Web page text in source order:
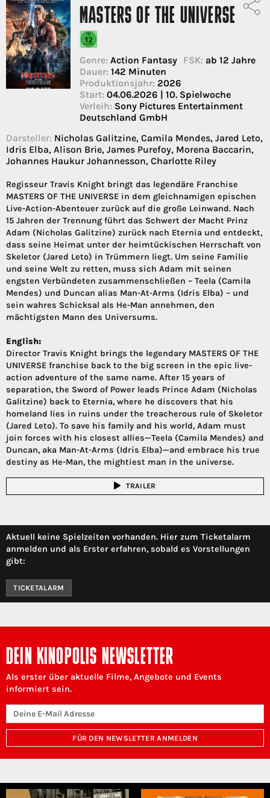
MASTERS OF THE UNIVERSE
Genre: Action Fantasy FSK: ab 12 Jahre
Dauer: 142 Minuten
Produktionsjahr: 2026
Start: 04.06.2026 | 10. Spielwoche
Verleih: Sony Pictures Entertainment
Deutschland GmbH
Darsteller: Nicholas Galitzine, Camila Mendes, Jared Leto,
Idris Elba, Alison Brie, James Purefoy, Morena Baccarin,
Johannes Haukur Johannesson, Charlotte Riley
Regisseur Travis Knight bringt das legendäre Franchise
MASTERS OF THE UNIVERSE in dem gleichnamigen epischen
Live-Action-Abenteuer zurück auf die große Leinwand. Nach
15 Jahren der Trennung führt das Schwert der Macht Prinz
Adam (Nicholas Galitzine) zurück nach Eternia und entdeckt,
dass seine Heimat unter der heimtückischen Herrschaft von
Skeletor (Jared Leto) in Trümmern liegt. Um seine Familie
und seine Welt zu retten, muss sich Adam mit seinen
engsten Verbündeten zusammenschließen – Teela (Camila
Mendes) und Duncan alias Man-At-Arms (Idris Elba) – und
sein wahres Schicksal als He-Man annehmen, den
mächtigsten Mann des Universums.
English:
Director Travis Knight brings the legendary MASTERS OF THE
UNIVERSE franchise back to the big screen in the epic live-
action adventure of the same name. After 15 years of
separation, the Sword of Power leads Prince Adam (Nicholas
Galitzine) back to Eternia, where he discovers that his
homeland lies in ruins under the treacherous rule of Skeletor
(Jared Leto). To save his family and his world, Adam must
join forces with his closest allies—Teela (Camila Mendes) and
Duncan, aka Man-At-Arms (Idris Elba)—and embrace his true
destiny as He-Man, the mightiest man in the universe.
TRAILER
Aktuell keine Spielzeiten vorhanden. Hier zum Ticketalarm
anmelden und als Erster erfahren, sobald es Vorstellungen
gibt:
TICKETALARM
DEIN KINOPOLIS NEWSLETTER
Als erster über aktuelle Filme, Angebote und Events
informiert sein.
FÜR DEN NEWSLETTER ANMELDEN